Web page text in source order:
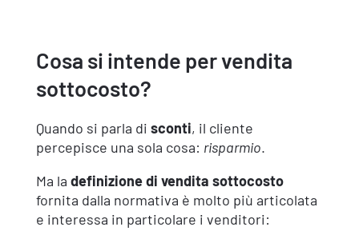
Cosa si intende per vendita
sottocosto?
Quando si parla di sconti, il cliente
percepisce una sola cosa: risparmio.
Ma la definizione di vendita sottocosto
fornita dalla normativa è molto più articolata
e interessa in particolare i venditori: